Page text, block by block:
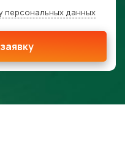
персональных данных